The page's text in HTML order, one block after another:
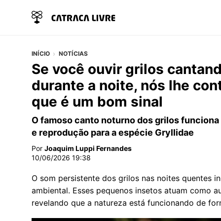
INÍCIO NOTÍCIAS
Se você ouvir grilos
durante a noite, nós lhe
que é um bom sinal
O famoso canto noturno dos grilos
e reprodução para a espécie Gryllidae
Por Joaquim Luppi Fernandes
10/06/2026 19:38
O som persistente dos grilos nas noites quentes
ambiental. Esses pequenos insetos atuam como
revelando que a natureza está funcionando de